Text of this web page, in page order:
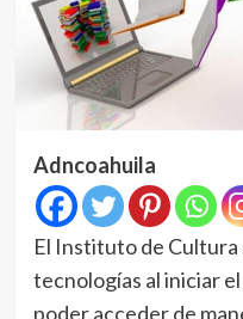
Adncoahuila
El Instituto de Cultura
tecnologías al iniciar
poder acceder de